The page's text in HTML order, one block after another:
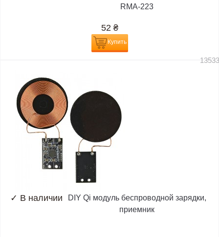
RMA-223
52 ₴
Купить
✓ В наличии
DIY Qi модуль беспроводной зарядки,
приемник